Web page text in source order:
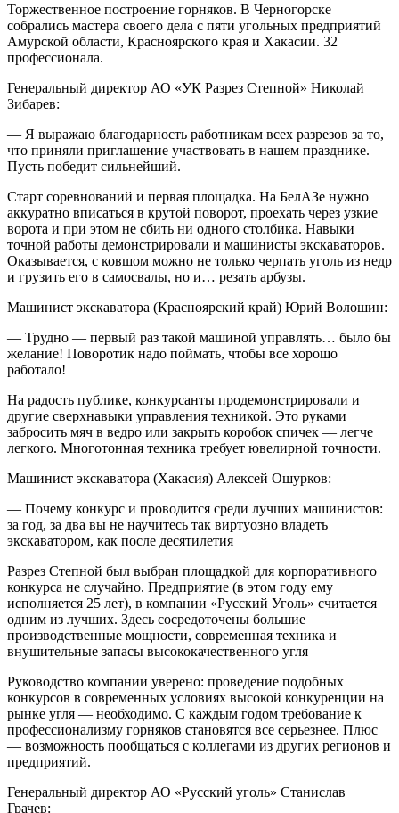
Торжественное построение горняков. В Черногорске
собрались мастера своего дела с пяти угольных предприятий
Амурской области, Красноярского края и Хакасии. 32
профессионала.
Генеральный директор АО «УК Разрез Степной» Николай
Зибарев:
— Я выражаю благодарность работникам всех разрезов за то,
что приняли приглашение участвовать в нашем празднике.
Пусть победит сильнейший.
Старт соревнований и первая площадка. На БелАЗе нужно
аккуратно вписаться в крутой поворот, проехать через узкие
ворота и при этом не сбить ни одного столбика. Навыки
точной работы демонстрировали и машинисты экскаваторов.
Оказывается, с ковшом можно не только черпать уголь из недр
и грузить его в самосвалы, но и… резать арбузы.
Машинист экскаватора (Красноярский край) Юрий Волошин:
— Трудно — первый раз такой машиной управлять… было бы
желание! Поворотик надо поймать, чтобы все хорошо
работало!
На радость публике, конкурсанты продемонстрировали и
другие сверхнавыки управления техникой. Это руками
забросить мяч в ведро или закрыть коробок спичек — легче
легкого. Многотонная техника требует ювелирной точности.
Машинист экскаватора (Хакасия) Алексей Ошурков:
— Почему конкурс и проводится среди лучших машинистов:
за год, за два вы не научитесь так виртуозно владеть
экскаватором, как после десятилетия
Разрез Степной был выбран площадкой для корпоративного
конкурса не случайно. Предприятие (в этом году ему
исполняется 25 лет), в компании «Русский Уголь» считается
одним из лучших. Здесь сосредоточены большие
производственные мощности, современная техника и
внушительные запасы высококачественного угля
Руководство компании уверено: проведение подобных
конкурсов в современных условиях высокой конкуренции на
рынке угля — необходимо. С каждым годом требование к
профессионализму горняков становятся все серьезнее. Плюс
— возможность пообщаться с коллегами из других регионов и
предприятий.
Генеральный директор АО «Русский уголь» Станислав
Грачев: